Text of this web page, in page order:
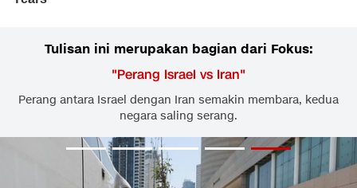
Tulisan ini merupakan bagian dari Fokus:
"Perang Israel vs Iran"
Perang antara Israel dengan Iran semakin membara, kedua
negara saling serang.